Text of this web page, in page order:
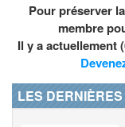
Pour préserver
membre
Il y a actuellement
LES